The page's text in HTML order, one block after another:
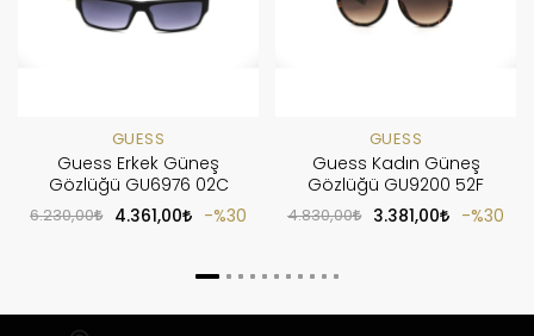
GUESS
Guess Erkek Güneş
Gözlüğü GU6976 02C
6.230,00 4.361,00 %30
GUESS
Guess Kadın Güneş
Gözlüğü GU9200 52F
4.830,00 3.381,00 %30